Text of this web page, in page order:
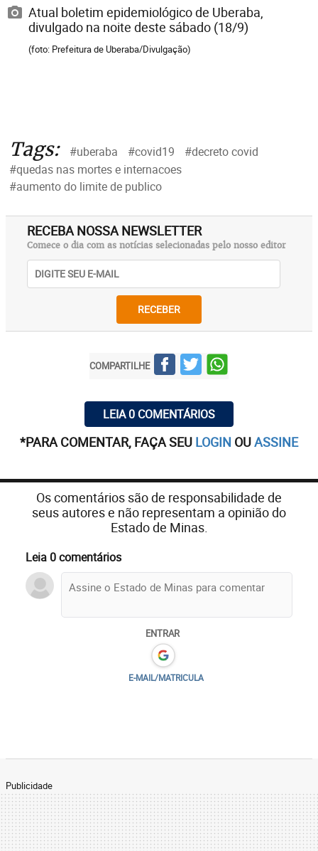
Atual boletim epidemiológico de Uberaba,
divulgado na noite deste sábado (18/9)
(foto: Prefeitura de Uberaba/Divulgação)
Tags: #uberaba #covid19
#decreto covid
#quedas nas mortes e internacoes
#aumento do limite de publico
RECEBA NOSSA NEWSLETTER
Comece o dia com as notícias selecionadas pelo nosso editor
RECEBER
COMPARTILHE
LEIA 0 COMENTÁRIOS
*PARA COMENTAR, FAÇA SEU LOGIN OUASSINE
Os comentários são de responsabilidade de
seus autores e não representam a opinião do
Estado de Minas.
Leia 0 comentários
ENTRAR
E-MAIL/MATRICULA
Publicidade